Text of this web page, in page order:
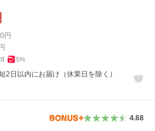
円
円
5%
2日以内にお届け（休業日を除く）
4.68